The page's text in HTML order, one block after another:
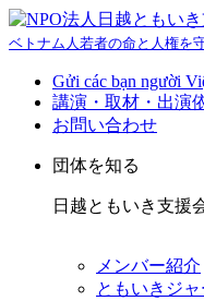
ベトナム人若者の命と人権を
Gửi các bạn người
講演・取材・出演
お問い合わせ
団体を知る
日越ともいき支援
メンバー紹介
ともいきジ